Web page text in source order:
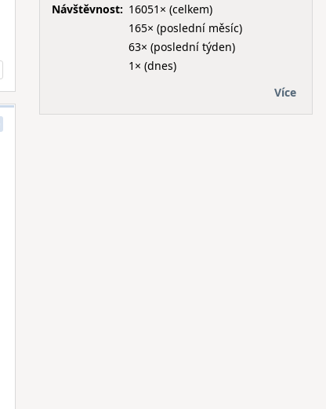
Návštěvnost: 16051× (celkem)
165× (poslední měsíc)
63× (poslední týden)
1× (dnes)
Více